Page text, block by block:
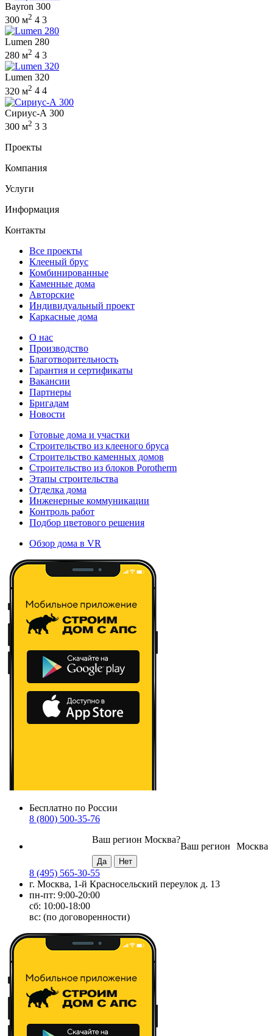
Bayron 300
300 м2 4 3
Lumen 280
280 м2 4 3
Lumen 320
320 м2 4 4
Сириус-А 300
300 м2 3 3
Проекты
Компания
Услуги
Информация
Контакты
Все проекты
Клееный брус
Комбинированные
Каменные дома
Авторские
Индивидуальный проект
Каркасные дома
О нас
Производство
Благотворительность
Гарантия и сертификаты
Вакансии
Партнеры
Бригадам
Новости
Готовые дома и участки
Строительство из клееного бруса
Строительство каменных домов
Строительство из блоков Porotherm
Этапы строительства
Отделка дома
Инженерные коммуникации
Контроль работ
Подбор цветового решения
Обзор дома в VR
Бесплатно по России
8 (800) 500-35-76
Москва
Ваш регион
Ваш регион Москва?
8 (495) 565-30-55
г. Москва, 1-й Красносельский переулок д. 13
пн-пт: 9:00-20:00
сб: 10:00-18:00
вс: (по договоренности)